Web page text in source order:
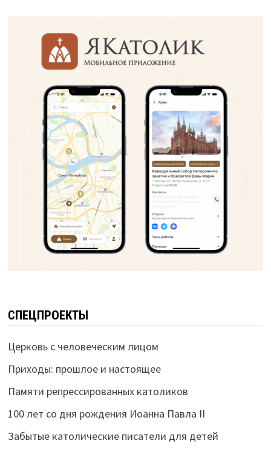
СПЕЦПРОЕКТЫ
Церковь с человеческим лицом
Приходы: прошлое и настоящее
Памяти репрессированных католиков
100 лет со дня рождения Иоанна Павла II
Забытые католические писатели для детей